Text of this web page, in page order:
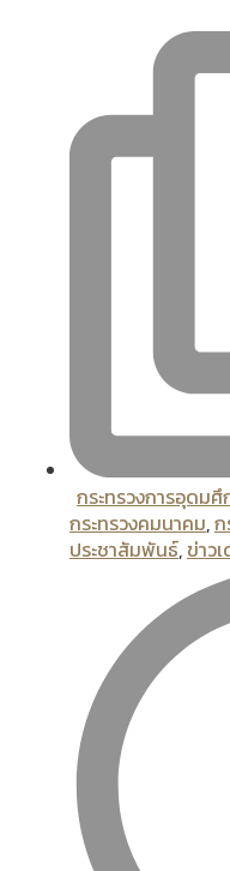
กระทรวงการอุดม
กระทรวงคมนาคม,ก
ประชาสัมพันธ์, ข่าว